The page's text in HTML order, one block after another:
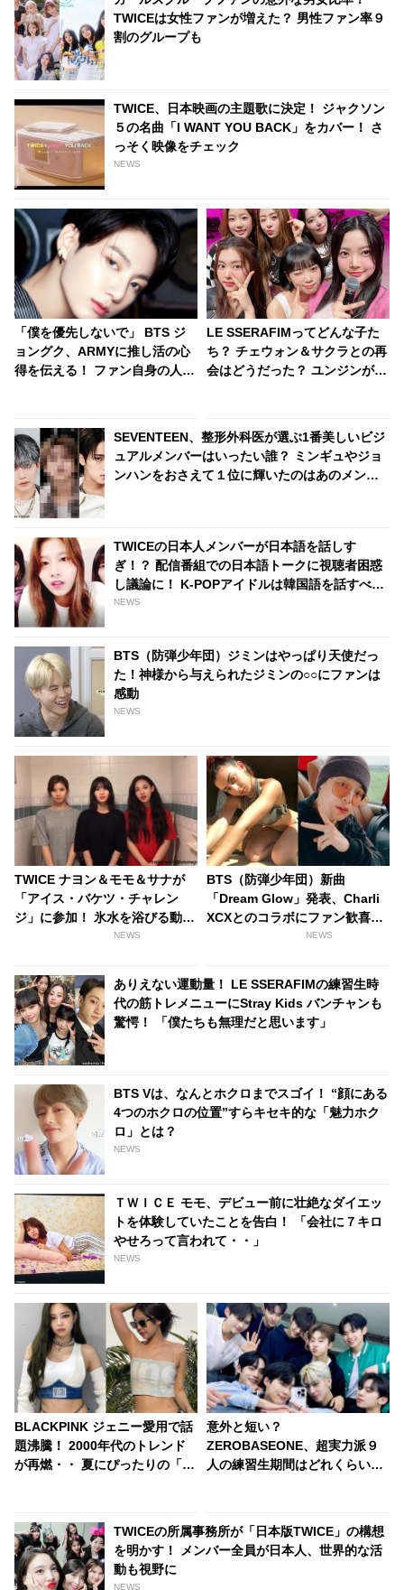
TWICEは女性ファンが増えた？ 男性ファン率９
割のグループも
TWICE、日本映画の主題歌に決定！ ジャクソン
５の名曲「I WANT YOU BACK」をカバー！ さ
っそく映像をチェック
NEWS
「僕を優先しないで」 BTS ジ
ョングク、ARMYに推し活の心
得を伝える！ ファン自身の人生
LE SSERAFIMってどんな子た
ち？ チェウォン＆サクラとの再
会はどうだった？ ユンジンがメ
SEVENTEEN、整形外科医が選ぶ1番美しいビジ
ュアルメンバーはいったい誰？ ミンギュやジョ
ンハンをおさえて１位に輝いたのはあのメンバ
TWICEの日本人メンバーが日本語を話しす
ぎ！？ 配信番組での日本語トークに視聴者困惑
し議論に！ K-POPアイドルは韓国語を話すべ
き・・？
NEWS
BTS（防弾少年団）ジミンはやっぱり天使だっ
た！神様から与えられたジミンの○○にファンは
感動
NEWS
TWICE ナヨン＆モモ＆サナが
「アイス・バケツ・チャレン
ジ」に参加！ 氷水を浴びる動画
NEWS
BTS（防弾少年団）新曲
「Dream Glow」発表、Charli
XCXとのコラボにファン歓喜！
そして…共同制作者が明かすジ
NEWS
ありえない運動量！ LE SSERAFIMの練習生時
代の筋トレメニューにStray Kids バンチャンも
驚愕！ 「僕たちも無理だと思います」
BTS Vは、なんとホクロまでスゴイ！ “顔にある
4つのホクロの位置”すらキセキ的な「魅力ホク
ロ」とは？
NEWS
ＴＷＩＣＥ モモ、デビュー前に壮絶なダイエッ
トを体験していたことを告白！ 「会社に７キロ
やせろって言われて・・」
NEWS
BLACKPINK ジェニー愛用で話
題沸騰！ 2000年代のトレンド
が再燃・・ 夏にぴったりの「ベ
意外と短い？
ZEROBASEONE、超実力派９
人の練習生期間はどれくらい？
TWICEの所属事務所が「日本版TWICE」の構想
を明かす！ メンバー全員が日本人、世界的な活
動も視野に
NEWS